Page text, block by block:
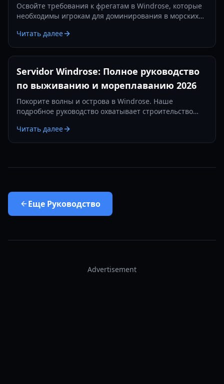
Освойте требования к фрегатам в Windrose, которые
необходимы игрокам для доминирования в морских
предметах защиты и тактиках на 2026 год.
Читать далее
Servidor Windrose: Полное руководство
по выживанию и мореплаванию 2026
Покорите волны и острова в Windrose. Наше
подробное руководство охватывает строительство
году.
Читать далее
Еще Руководство
Advertisement